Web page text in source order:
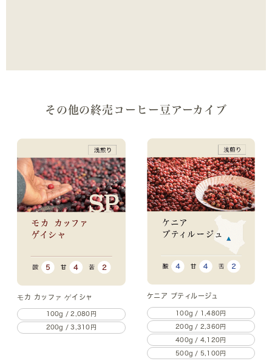
その他の終売コーヒー豆アーカイブ
モカ カッファ ゲイシャ
100g / 2,080円
200g / 3,310円
ケニア プティルージュ
100g / 1,480円
200g / 2,360円
400g / 4,120円
500g / 5,100円